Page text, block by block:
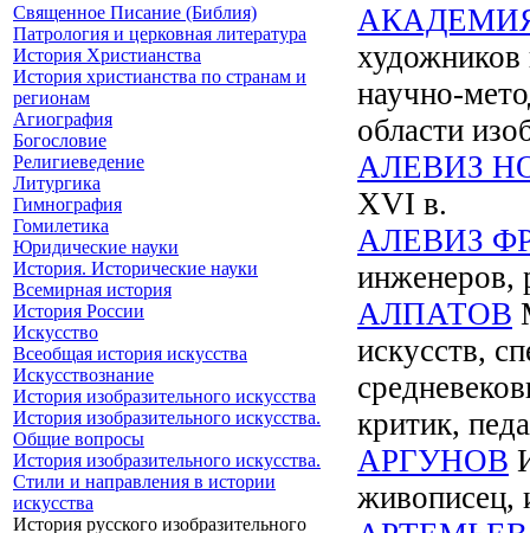
Священное Писание (Библия)
Патрология и церковная литература
История Христианства
История христианства по странам и
регионам
Агиография
Богословие
Религиеведение
Литургика
Гимнография
Гомилетика
Юридические науки
История. Исторические науки
Всемирная история
История России
Искусство
Всеобщая история искусства
Искусствознание
История изобразительного искусства
История изобразительного искусства.
Общие вопросы
История изобразительного искусства.
Стили и направления в истории
искусства
История русского изобразительного
научно-
области
АЛЕВИЗ
XVI в.
АЛЕВИЗ
инженеров,
АЛПАТОВ
искусств,
критик,
АРГУНОВ
живописец,